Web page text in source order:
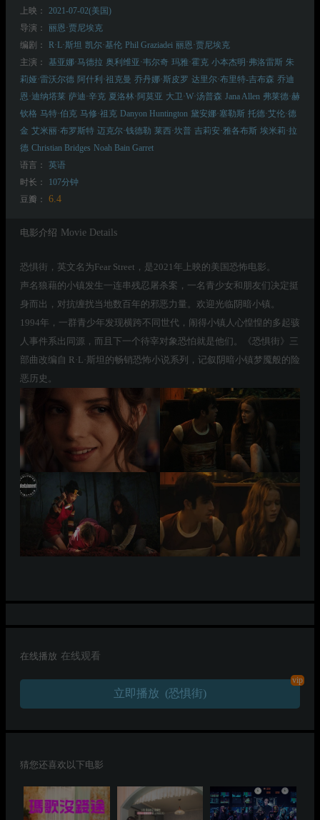
上映：
2021-07-02(美国)
导演：
丽恩·贾尼埃克
编剧：
R·L·斯坦 凯尔·基伦 Phil Graziadei 丽恩·贾尼埃克
主演：
基亚娜·马德拉 奥利维亚·韦尔奇 玛雅·霍克 小本杰明·弗洛雷斯 朱
莉娅·雷沃尔德 阿什利·祖克曼 乔丹娜·斯皮罗 达里尔·布里特-吉布森 乔迪
恩·迪纳塔莱 萨迪·辛克 夏洛林·阿莫亚 大卫·W·汤普森 Jana Allen 弗莱德·赫
钦格 马特·伯克 马修·祖克 Danyon Huntington 黛安娜·塞勒斯 托德·艾伦·德
金 艾米丽·布罗斯特 迈克尔·钱德勒 莱西·坎普 吉莉安·雅各布斯 埃米莉·拉
德 Christian Bridges Noah Bain Garret
语言：
英语
时长：
107分钟
豆瓣：
6.4
电影介绍 Movie Details
恐惧街，英文名为Fear Street，是2021年上映的美国恐怖电影。
声名狼藉的小镇发生一连串残忍屠杀案，一名青少女和朋友们决定挺
身而出，对抗缠扰当地数百年的邪恶力量。欢迎光临阴暗小镇。
1994年，一群青少年发现横跨不同世代，闹得小镇人心惶惶的多起骇
人事件系出同源，而且下一个待宰对象恐怕就是他们。《恐惧街》三
部曲改编自 R·L·斯坦的畅销恐怖小说系列，记叙阴暗小镇梦魇般的险
恶历史。
在线播放 在线观看
立即播放 (恐惧街)
vip
猜您还喜欢以下电影